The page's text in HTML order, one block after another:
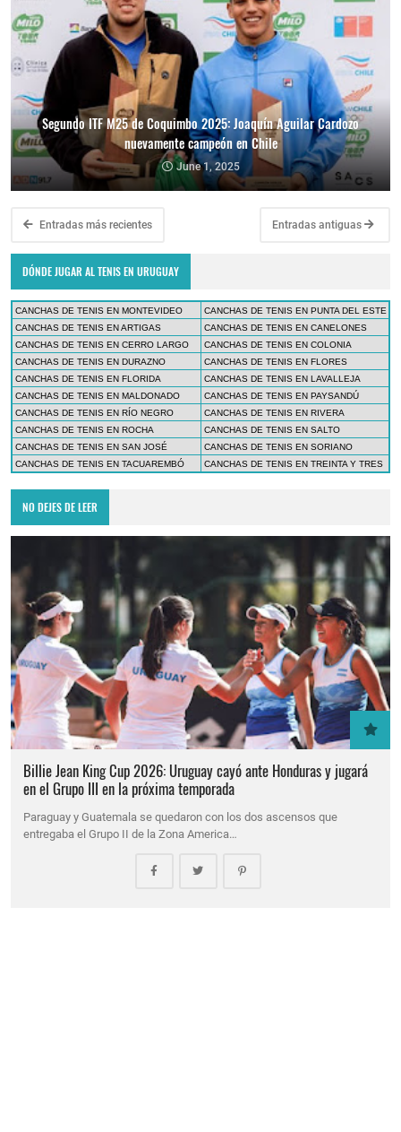
Segundo ITF M25 de Coquimbo 2025: Joaquín Aguilar Cardozo
nuevamente campeón en Chile
June 1, 2025
Entradas más recientes Entradas antiguas
DÓNDE JUGAR AL TENIS EN URUGUAY
CANCHAS DE TENIS EN MONTEVIDEO
CANCHAS DE TENIS EN PUNTA DEL ESTE
CANCHAS DE TENIS EN ARTIGAS
CANCHAS DE TENIS EN CANELONES
CANCHAS DE TENIS EN CERRO LARGO
CANCHAS DE TENIS EN COLONIA
CANCHAS DE TENIS EN DURAZNO
CANCHAS DE TENIS EN FLORES
CANCHAS DE TENIS EN FLORIDA
CANCHAS DE TENIS EN LAVALLEJA
CANCHAS DE TENIS EN MALDONADO
CANCHAS DE TENIS EN PAYSANDÚ
CANCHAS DE TENIS EN RÍO NEGRO
CANCHAS DE TENIS EN RIVERA
CANCHAS DE TENIS EN ROCHA
CANCHAS DE TENIS EN SALTO
CANCHAS DE TENIS EN SAN JOSÉ
CANCHAS DE TENIS EN SORIANO
CANCHAS DE TENIS EN TACUAREMBÓ
CANCHAS DE TENIS EN TREINTA Y TRES
NO DEJES DE LEER
Billie Jean King Cup 2026: Uruguay cayó ante Honduras y jugará
en el Grupo III en la próxima temporada
Paraguay y Guatemala se quedaron con los dos ascensos que
entregaba el Grupo II de la Zona America…